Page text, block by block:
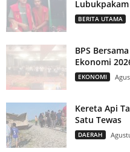
BERITA UTAMA
BPS
Ekonomi
EKONOMI
Kereta Api
Satu Tewas
DAERAH